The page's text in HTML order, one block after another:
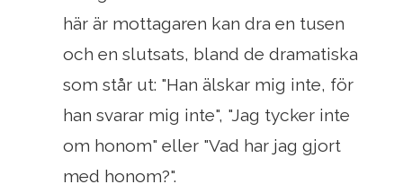
här är mottagaren kan dra en tusen
och en slutsats, bland de dramatiska
som står ut: "Han älskar mig inte, för
han svarar mig inte", "Jag tycker inte
om honom" eller "Vad har jag gjort
med honom?".